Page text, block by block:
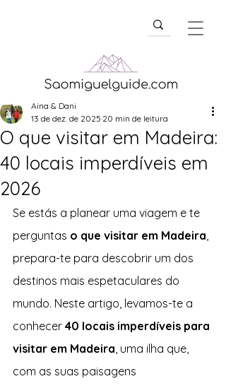
O que visitar em Madeira:
40 locais imperdíveis em
2026
Aina & Dani
13 de dez. de 2025 20 min de leitura
Se estás a planear uma viagem e te
perguntas o que visitar em Madeira,
prepara-te para descobrir um dos
destinos mais espetaculares do
mundo. Neste artigo, levamos-te a
conhecer 40 locais imperdíveis para
visitar em Madeira, uma ilha que,
com as suas paisagens